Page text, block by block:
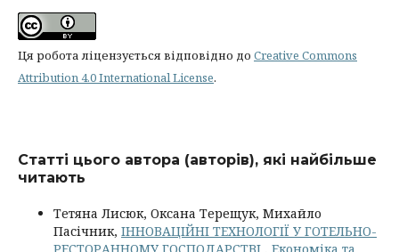
Ця робота ліцензується відповідно до Creative Commons
Attribution 4.0 International License.
Статті цього автора (авторів), які найбільше
читають
Тетяна Лисюк, Оксана Терещук, Михайло
Пасічник, ІННОВАЦІЙНІ ТЕХНОЛОГІЇ У ГОТЕЛЬНО-